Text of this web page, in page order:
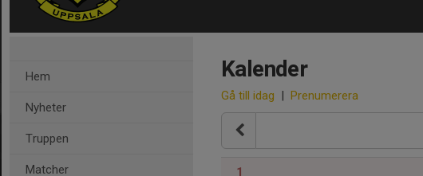
Hem
Nyheter
Truppen
Matcher
Kalender
Gå till idag | Prenumerera
1